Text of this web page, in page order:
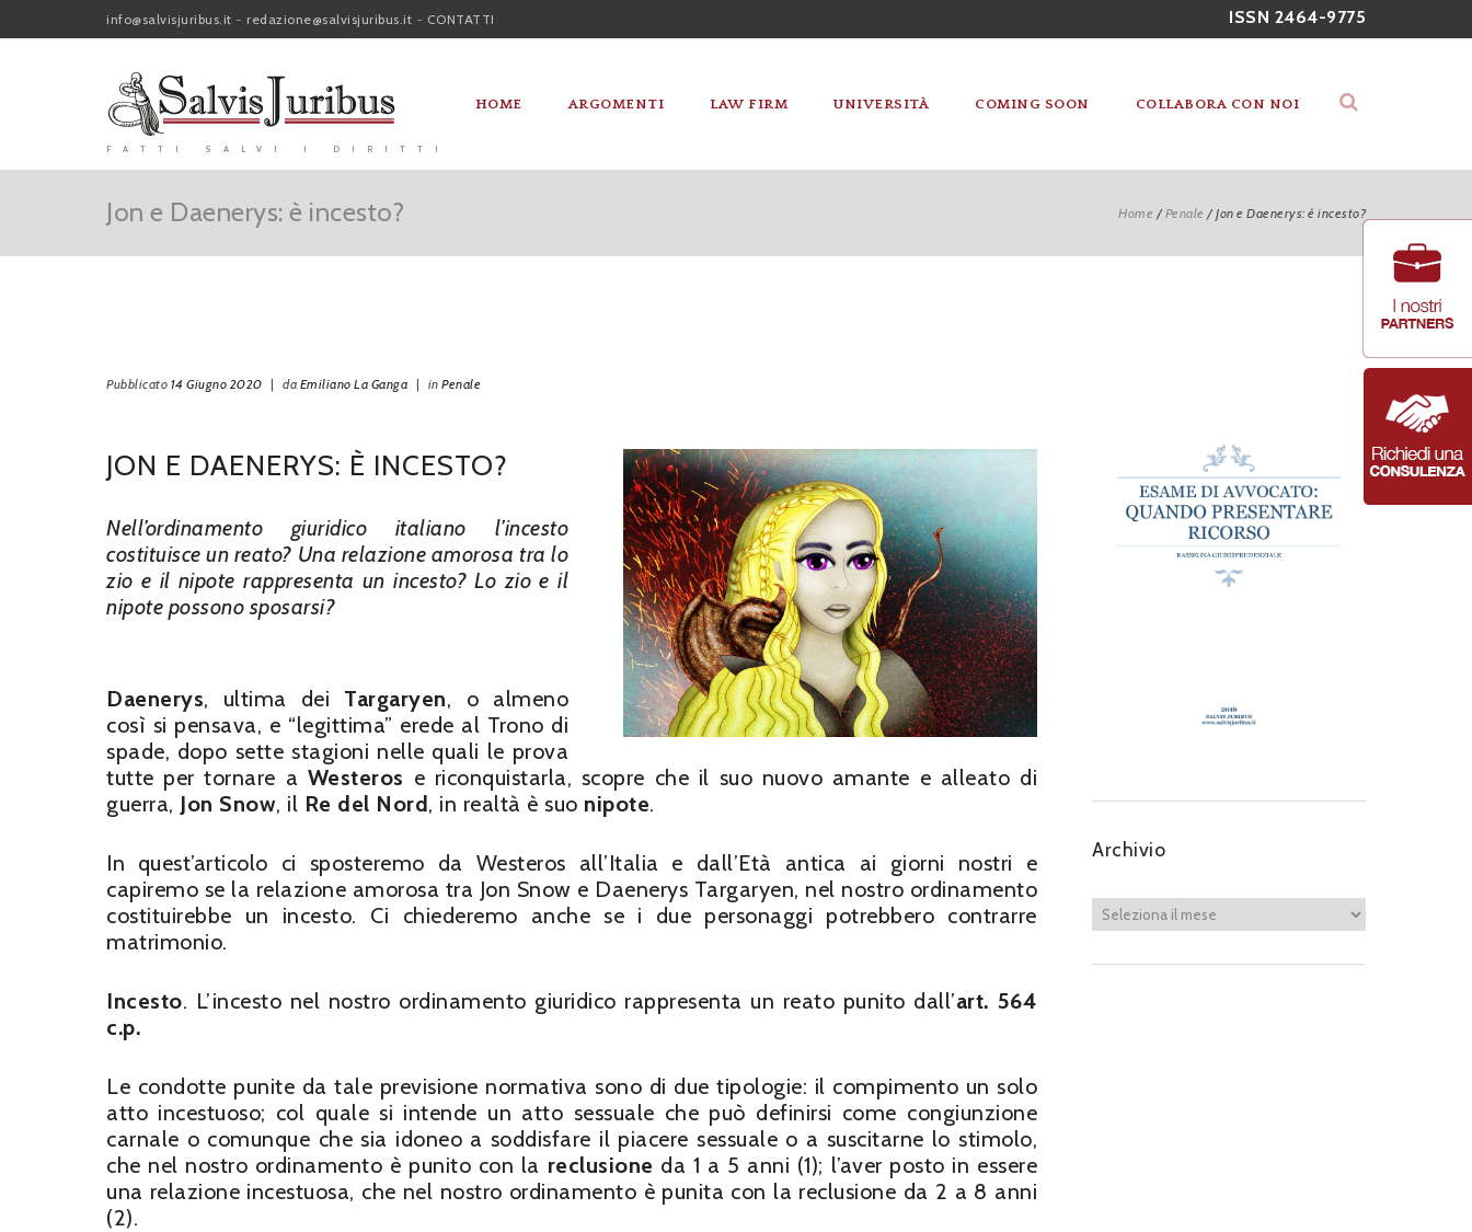
ISSN 2464-9775
info@salvisjuribus.it - redazione@salvisjuribus.it - CONTATTI
FATTI SALVI I DIRITTI
HOME ARGOMENTI LAW FIRM UNIVERSITÀ COMING SOON COLLABORA CON NOI
Home /Penale /Jon e Daenerys: è incesto?
Jon e Daenerys: è incesto?
Pubblicato 14 Giugno 2020 | da Emiliano La Ganga | in Penale
JON E DAENERYS: È INCESTO?
Nell’ordinamento giuridico italiano l’incesto
costituisce un reato? Una relazione amorosa tra lo
zio e il nipote rappresenta un incesto? Lo zio e il
nipote possono sposarsi?
Daenerys, ultima dei Targaryen, o almeno
così si pensava, e “legittima” erede al Trono di
spade, dopo sette stagioni nelle quali le prova
tutte per tornare a Westeros e riconquistarla, scopre che il suo nuovo amante e alleato di
guerra, Jon Snow, il Re del Nord, in realtà è suo nipote.
In quest’articolo ci sposteremo da Westeros all’Italia e dall’Età antica ai giorni nostri e
capiremo se la relazione amorosa tra Jon Snow e Daenerys Targaryen, nel nostro ordinamento
costituirebbe un incesto. Ci chiederemo anche se i due personaggi potrebbero contrarre
matrimonio.
Incesto. L’incesto nel nostro ordinamento giuridico rappresenta un reato punito dall’art. 564
c.p.
Le condotte punite da tale previsione normativa sono di due tipologie: il compimento un solo
atto incestuoso; col quale si intende un atto sessuale che può definirsi come congiunzione
carnale o comunque che sia idoneo a soddisfare il piacere sessuale o a suscitarne lo stimolo,
che nel nostro ordinamento è punito con la reclusione da 1 a 5 anni (1); l’aver posto in essere
una relazione incestuosa, che nel nostro ordinamento è punita con la reclusione da 2 a 8 anni
(2).
Archivio